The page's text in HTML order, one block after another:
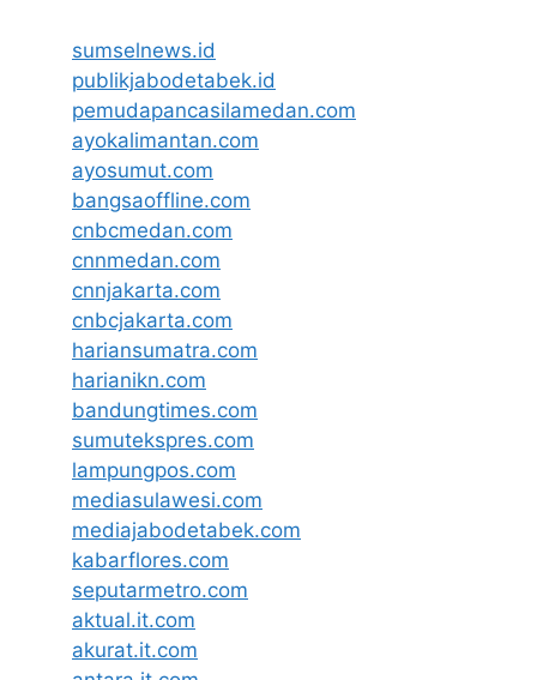
sumselnews.id
publikjabodetabek.id
pemudapancasilamedan.com
ayokalimantan.com
ayosumut.com
bangsaoffline.com
cnbcmedan.com
cnnmedan.com
cnnjakarta.com
cnbcjakarta.com
hariansumatra.com
harianikn.com
bandungtimes.com
sumutekspres.com
lampungpos.com
mediasulawesi.com
mediajabodetabek.com
kabarflores.com
seputarmetro.com
aktual.it.com
akurat.it.com